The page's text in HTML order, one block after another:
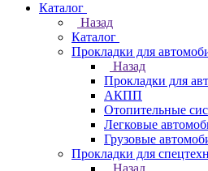
Каталог
Назад
Каталог
Прокладки для
Назад
Прокладки для
АКПП
Отопительные
Легковые
Грузовые
Прокладки для
Назад